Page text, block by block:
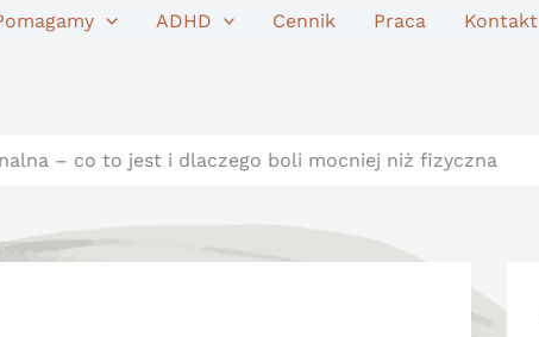
ADHD Cennik Praca Kontakt
– co to jest i dlaczego boli mocniej niż fizyczna